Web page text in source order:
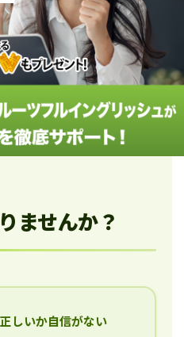
ませんか？
正しいか自信がない